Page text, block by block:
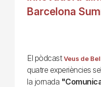
Barcelona
El pòdcast Veus de
quatre experiències
la jornada